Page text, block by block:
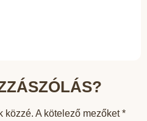
közzé. A kötelező mezőket*